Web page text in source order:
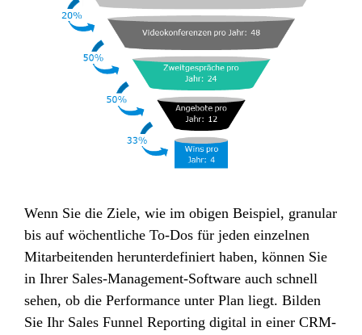
Wenn Sie die Ziele, wie im obigen Beispiel, granular
bis auf wöchentliche To-Dos für jeden einzelnen
Mitarbeitenden herunterdefiniert haben, können Sie
in Ihrer Sales-Management-Software auch schnell
sehen, ob die Performance unter Plan liegt. Bilden
Sie Ihr Sales Funnel Reporting digital in einer CRM-